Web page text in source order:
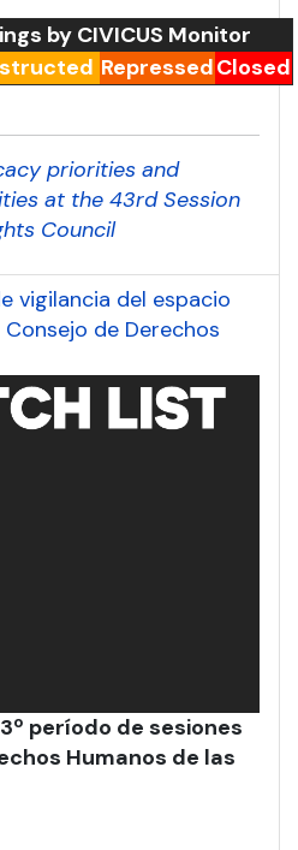
by CIVICUS Monitor
RepressedClosed
priorities and
at the 43rd Session
Council
vigilancia del espacio
de Derechos
período de sesiones
Humanos de las